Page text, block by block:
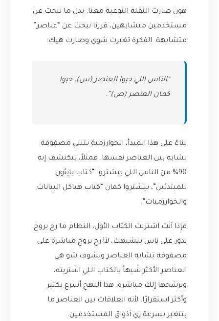
هون صارت النقلة النوعية معنا. بدل ما نبحث عن
مستخدمين متشابهين، قررنا نبحث عن “عناصر”
متشابهة. الفكرة تغيرت شوي وصارت هيك:
“الناس اللي حبوا العنصر (س)، حبوا
كمان العنصر (ص)”.
بناءً على هذا المبدأ، الخوارزمية بتبني مصفوفة
تشابه بين العناصر نفسها. فمثلاً، بتكتشف إنه
90% من الناس اللي بيشتروا “كتاب بايثون
للمبتدئين”، بيشتروا كمان “كتاب هياكل البيانات
والخوارزميات”.
فإذا أنت اشتريت الكتاب الأول، النظام ما رح يروح
يدور على ناس بتشبهك، لأ! رح يروح مباشرة على
مصفوفة تشابه العناصر ويشوف شو هي
العناصر الأكثر شبهاً بالكتاب اللي اشتريته،
ويرشحها إلك مباشرة. هذا النهج أسرع بكثير
وأكثر استقرارًا، لأنه العلاقات بين العناصر ما
بتتغير بسرعة زي أذواق المستخدمين.